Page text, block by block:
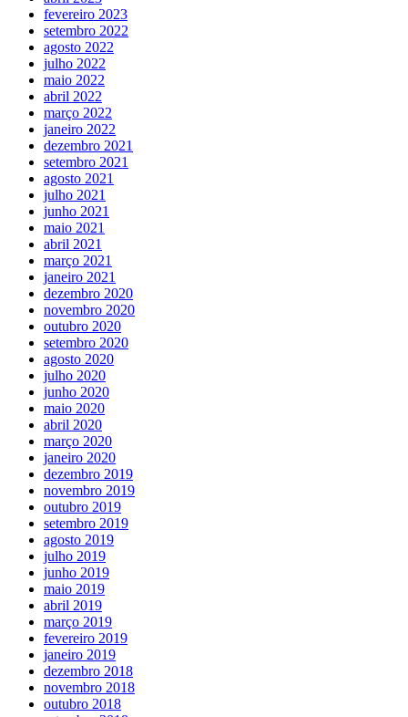
fevereiro 2023
setembro 2022
agosto 2022
julho 2022
maio 2022
abril 2022
março 2022
janeiro 2022
dezembro 2021
setembro 2021
agosto 2021
julho 2021
junho 2021
maio 2021
abril 2021
março 2021
janeiro 2021
dezembro 2020
novembro 2020
outubro 2020
setembro 2020
agosto 2020
julho 2020
junho 2020
maio 2020
abril 2020
março 2020
janeiro 2020
dezembro 2019
novembro 2019
outubro 2019
setembro 2019
agosto 2019
julho 2019
junho 2019
maio 2019
abril 2019
março 2019
fevereiro 2019
janeiro 2019
dezembro 2018
novembro 2018
outubro 2018